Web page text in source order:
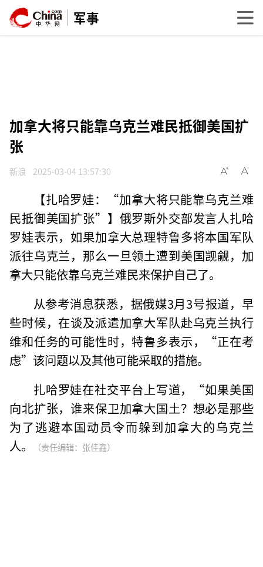
军事
加拿大将只能靠乌克兰难民抵御美国扩
张
新浪 2025-03-04 13:57:30
【扎哈罗娃：“加拿大将只能靠乌克兰难
民抵御美国扩张”】俄罗斯外交部发言人扎哈
罗娃表示，如果加拿大总理特鲁多将本国军队
派往乌克兰，那么一旦领土遭到美国觊觎，加
拿大只能依靠乌克兰难民来保护自己了。
从参考消息获悉，据俄媒3月3号报道，早
些时候，在谈及派遣加拿大军队赴乌克兰执行
维和任务的可能性时，特鲁多表示，“正在考
虑”该问题以及其他可能采取的措施。
扎哈罗娃在社交平台上写道，“如果美国
向北扩张，谁来保卫加拿大国土？想必是那些
为了逃避本国动员令而躲到加拿大的乌克兰
人。
（责任编辑：张佳鑫）